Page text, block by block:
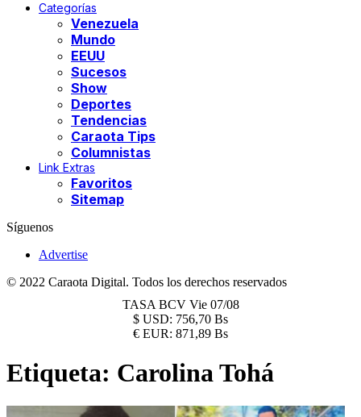
Categorías
Venezuela
Mundo
EEUU
Sucesos
Show
Deportes
Tendencias
Caraota Tips
Columnistas
Link Extras
Favoritos
Sitemap
Síguenos
Advertise
© 2022 Caraota Digital. Todos los derechos reservados
TASA BCV Vie 07/08
$ USD: 756,70 Bs
€ EUR: 871,89 Bs
Etiqueta: Carolina Tohá